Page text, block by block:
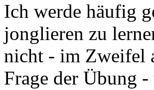
Ich werde häufig
jonglieren zu
nicht - im Zweifel
Frage der Übung